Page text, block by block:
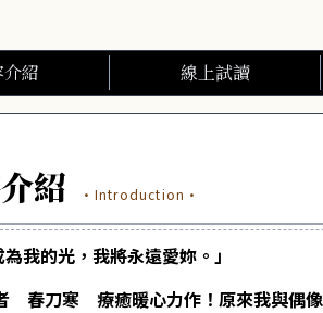
介紹 線上試讀
紹 ·Introduction·
為我的光，我將永遠愛妳。」
春刀寒 療癒暖心力作！原來我與偶像